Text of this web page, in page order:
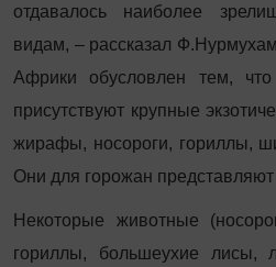
отдавалось наиболее
видам, – рассказал
Африки обусловлен тем,
присутствуют крупные
жирафы, носороги, гориллы,
Они для горожан
Некоторые животные
гориллы, большеухие лисы,